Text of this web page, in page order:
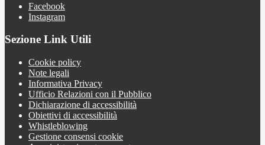
Facebook
Instagram
Sezione Link Utili
Cookie policy
Note legali
Informativa Privacy
Ufficio Relazioni con il Pubblico
Dichiarazione di accessibilità
Obiettivi di accessibilità
Whistleblowing
Gestione consensi cookie